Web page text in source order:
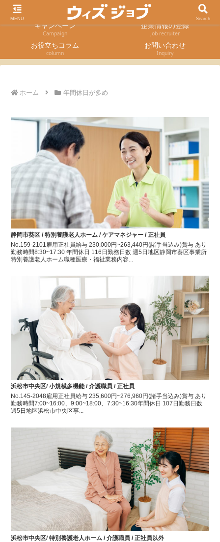
Job Search
採用エントリー
キャンペーン
Campaign
企業情報の登録
Job recruiter
お役立ちコラム
column
お問い合わせ
Inquiry
ホーム 年間休日が多め
静岡市葵区 / 特別養護老人ホーム / ケアマネジャー / 正社員
No.159-2101雇用正社員給与 230,000円~263,440円(諸手当込み)賞与 あり
勤務時間8:30~17:30 年間休日 116日勤務日数 週5日地区静岡市葵区事業所
特別養護老人ホーム職種医療・福祉業務内容...
浜松市中央区/ 小規模多機能 / 介護職員 / 正社員
No.145-2048雇用正社員給与 235,600円~276,960円(諸手当込み)賞与 あり
勤務時間7:00~16:00、9:00~18:00、7:30~16:30年間休日 107日勤務日数
週5日地区浜松市中央区事...
浜松市中央区/ 特別養護老人ホーム / 介護職員 / 正社員以外
MENU Search